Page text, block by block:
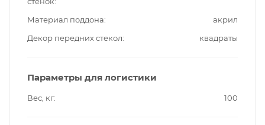
Материал поддона
акрил
Декор передних стекол
квадраты
Параметры для логистики
Вес, кг 100